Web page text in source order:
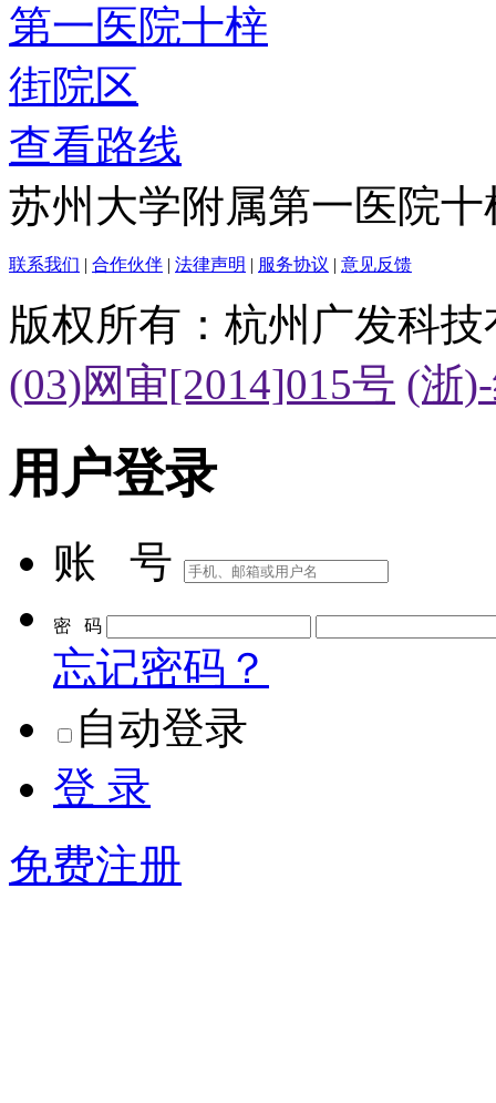
查看路线
苏州大学附属第一医院
联系我们 | 合作伙伴 | 法律声明 | 服务协议 | 意见反馈
版权所有：杭州广发科
(03)网审[2014]015号 (浙
用户登录
账 号
密 码
忘记密码？
自动登录
登 录
免费注册